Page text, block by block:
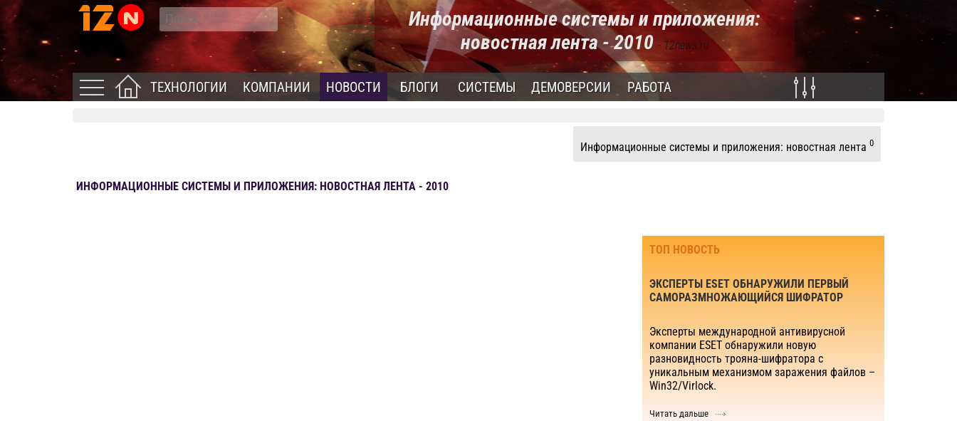
Информационные системы и приложения:
новостная лента - 2010 - 12news.ru
ТЕХНОЛОГИИ КОМПАНИИ НОВОСТИ БЛОГИ СИСТЕМЫ ДЕМОВЕРСИИ РАБОТА
Информационные системы и приложения: новостная лента 0
ИНФОРМАЦИОННЫЕ СИСТЕМЫ И ПРИЛОЖЕНИЯ: НОВОСТНАЯ ЛЕНТА - 2010
ТОП НОВОСТЬ
ЭКСПЕРТЫ ESET ОБНАРУЖИЛИ ПЕРВЫЙ
САМОРАЗМНОЖАЮЩИЙСЯ ШИФРАТОР
Эксперты международной антивирусной
компании ESET обнаружили новую
разновидность трояна-шифратора с
уникальным механизмом заражения файлов –
Win32/Virlock.
Читать дальше